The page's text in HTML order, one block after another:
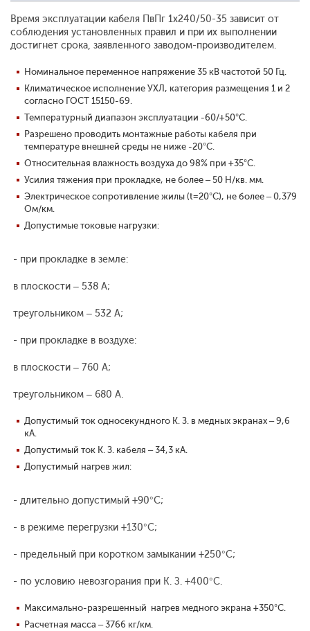
Время эксплуатации кабеля ПвПг 1x240/50-35 зависит от
соблюдения установленных правил и при их выполнении
достигнет срока, заявленного заводом-производителем.
Номинальное переменное напряжение 35 кВ частотой 50 Гц.
Климатическое исполнение УХЛ, категория размещения 1 и 2
согласно ГОСТ 15150-69.
Температурный диапазон эксплуатации -60/+50°С.
Разрешено проводить монтажные работы кабеля при
температуре внешней среды не ниже -20°С.
Относительная влажность воздуха до 98% при +35°С.
Усилия тяжения при прокладке, не более – 50 Н/кв. мм.
Электрическое сопротивление жилы (t=20°С), не более – 0,379
Ом/км.
Допустимые токовые нагрузки:
- при прокладке в земле:
в плоскости – 538 А;
треугольником – 532 А;
- при прокладке в воздухе:
в плоскости – 760 А;
треугольником – 680 А.
Допустимый ток односекундного К. З. в медных экранах – 9,6
кА.
Допустимый ток К. З. кабеля – 34,3 кА.
Допустимый нагрев жил:
- длительно допустимый +90°С;
- в режиме перегрузки +130°С;
- предельный при коротком замыкании +250°С;
- по условию невозгорания при К. З. +400°С.
Максимально-разрешенный нагрев медного экрана +350°С.
Расчетная масса – 3766 кг/км.